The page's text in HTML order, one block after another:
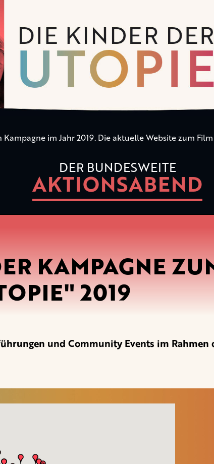
Kampagne im Jahr 2019. Die aktuelle Website zum
DER BUNDESWEITE
AKTIONSABEND
KAMPAGNE
2019
und Community Events im Rahmen